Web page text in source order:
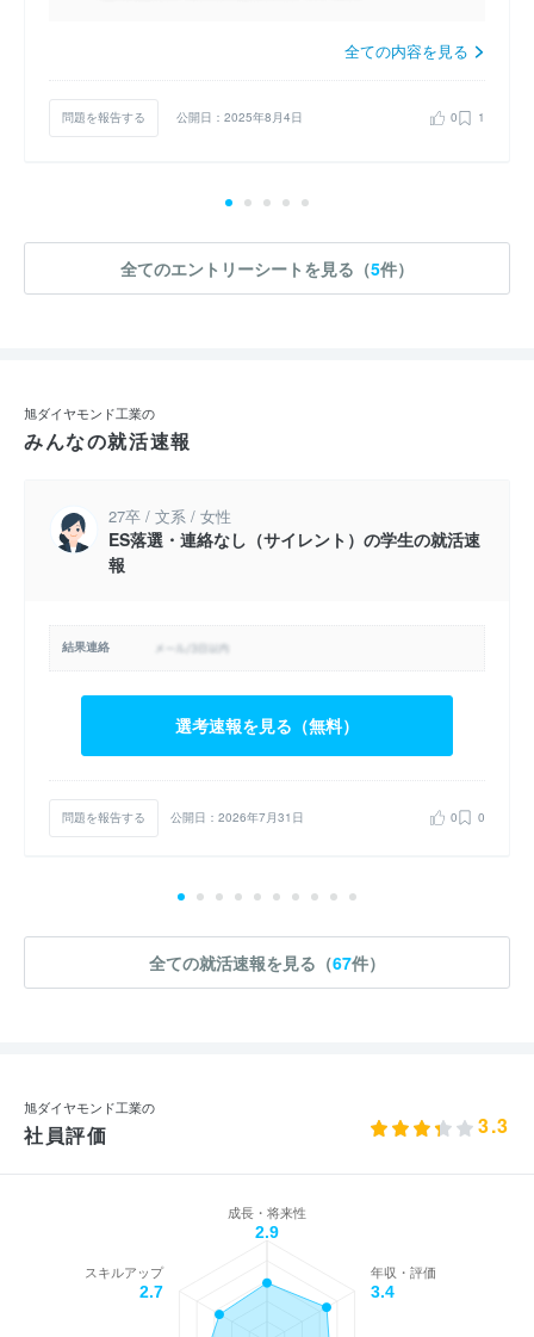
全ての内容を見る
問題を報告する 公開日：2025年8月4日 0 1
全てのエントリーシートを見る（5件）
旭ダイヤモンド工業の
みんなの就活速報
27卒 / 文系 / 女性
ES落選・連絡なし（サイレント）の学生の就活速
報
結果連絡
選考速報を見る（無料）
問題を報告する 公開日：2026年7月31日 0 0
全ての就活速報を見る（67件）
旭ダイヤモンド工業の
社員評価 3.3
成長・将来性
2.9
年収・評価
3.4
スキルアップ
2.7